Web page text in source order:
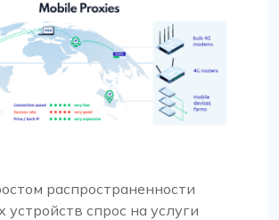
распространенности
устройств спрос на услуги